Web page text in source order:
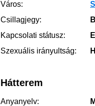
Város:
Csillagjegy:
Kapcsolati státusz:
Szexuális irányultság:
Hátterem
Anyanyelv: